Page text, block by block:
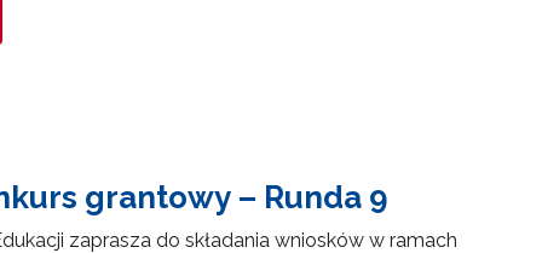
grantowy – Runda 9
zaprasza do składania wniosków w ramach